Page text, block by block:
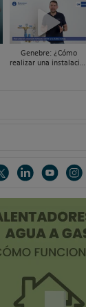
zonificación del clima
en vivienda
Genebre: ¿Cómo
realizar una instalación